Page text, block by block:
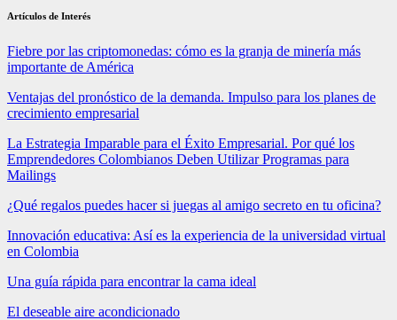
Artículos de Interés
Fiebre por las criptomonedas: cómo es la granja de minería más
importante de América
Ventajas del pronóstico de la demanda. Impulso para los planes de
crecimiento empresarial
La Estrategia Imparable para el Éxito Empresarial. Por qué los
Emprendedores Colombianos Deben Utilizar Programas para
Mailings
¿Qué regalos puedes hacer si juegas al amigo secreto en tu oficina?
Innovación educativa: Así es la experiencia de la universidad virtual
en Colombia
Una guía rápida para encontrar la cama ideal
El deseable aire acondicionado